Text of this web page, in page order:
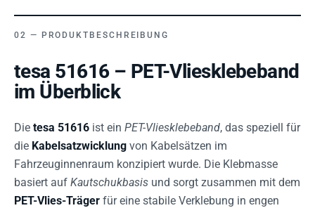
PRODUKTBESCHREIBUNG
tesa 51616 – PET-Vliesklebeband
im Überblick
Die tesa 51616 ist ein PET-Vliesklebeband, das speziell für
die Kabelsatzwicklung von Kabelsätzen im
Fahrzeuginnenraum konzipiert wurde. Die Klebmasse
basiert auf Kautschukbasis und sorgt zusammen mit dem
PET-Vlies-Träger für eine stabile Verklebung in engen